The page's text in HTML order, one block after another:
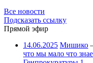
Все новости
Подсказать ссылку
Прямой эфир
14.06.2025 Мишико
что мы мало что